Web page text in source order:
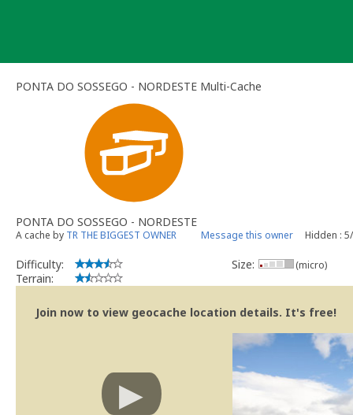
PONTA DO SOSSEGO - NORDESTE Multi-Cache
PONTA DO SOSSEGO - NORDESTE
A cache by TR THE BIGGEST OWNER Message this owner Hidden :
Difficulty:
Terrain:
Size: (micro)
Join now to view geocache location details. It's free!